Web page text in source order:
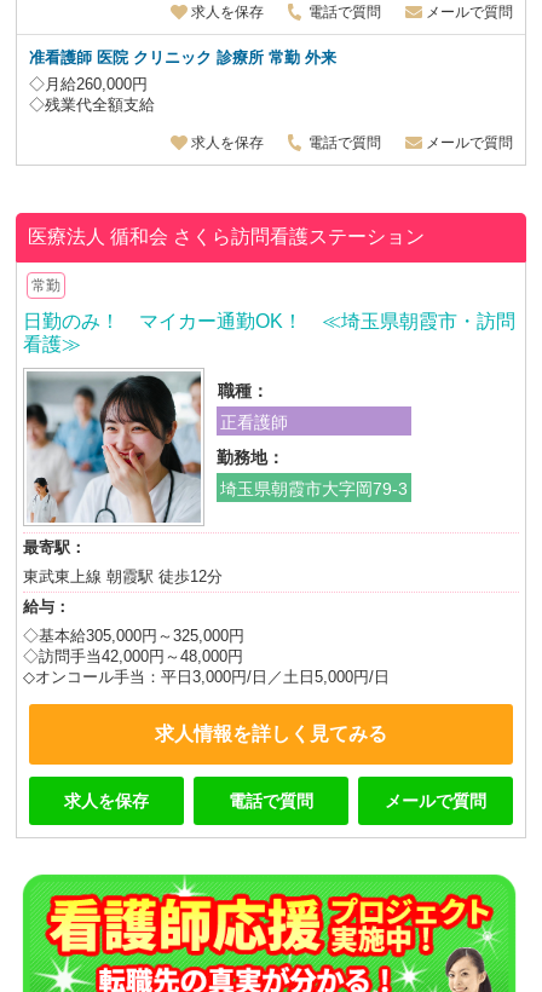
求人を保存 電話で質問 メールで質問
准看護師 医院 クリニック 診療所 常勤 外来
◇月給260,000円
◇残業代全額支給
求人を保存 電話で質問 メールで質問
医療法人 循和会 さくら訪問看護ステーション
常勤
日勤のみ！ マイカー通勤OK！ ≪埼玉県朝霞市・訪問
看護≫
職種：
正看護師
勤務地：
埼玉県朝霞市大字岡79-3
最寄駅：
東武東上線 朝霞駅 徒歩12分
給与：
◇基本給305,000円～325,000円
◇訪問手当42,000円～48,000円
◇オンコール手当：平日3,000円/日／土日5,000円/日
求人情報を詳しく見てみる
求人を保存 電話で質問 メールで質問